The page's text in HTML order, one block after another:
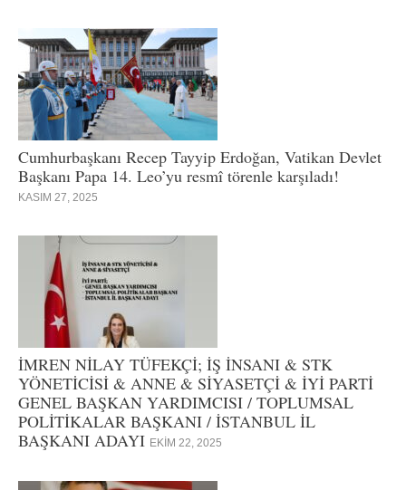
Cumhurbaşkanı Recep Tayyip Erdoğan, Vatikan Devlet
Başkanı Papa 14. Leo’yu resmî törenle karşıladı!
KASIM 27, 2025
İMREN NİLAY TÜFEKÇİ; İŞ İNSANI & STK
YÖNETİCİSİ & ANNE & SİYASETÇİ & İYİ PARTİ
GENEL BAŞKAN YARDIMCISI / TOPLUMSAL
POLİTİKALAR BAŞKANI / İSTANBUL İL
BAŞKANI ADAYI EKIM 22, 2025